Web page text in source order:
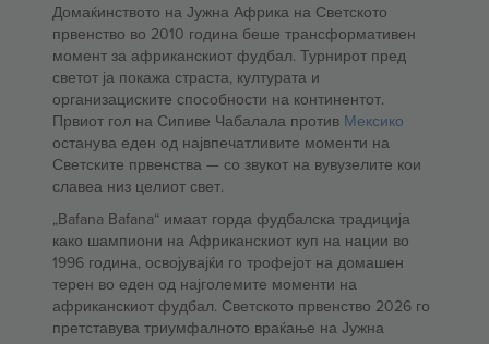
Домаќинството на Јужна Африка на Светското
првенство во 2010 година беше трансформативен
момент за африканскиот фудбал. Турнирот пред
светот ја покажа страста, културата и
организациските способности на континентот.
Првиот гол на Сипиве Чабалала против Мексико
останува еден од највпечатливите моменти на
Светските првенства — со звукот на вувузелите кои
славеа низ целиот свет.
„Bafana Bafana“ имаат горда фудбалска традиција
како шампиони на Африканскиот куп на нации во
1996 година, освојувајќи го трофејот на домашен
терен во еден од најголемите моменти на
африканскиот фудбал. Светското првенство 2026 го
претставува триумфалното враќање на Јужна